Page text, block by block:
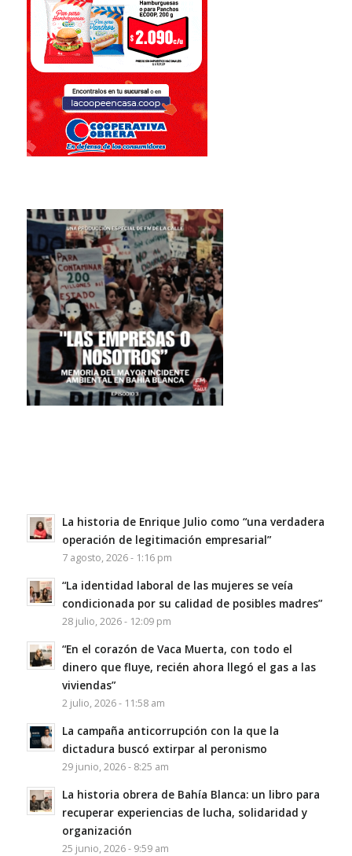
La historia de Enrique Julio como “una verdadera
operación de legitimación empresarial”
7 agosto, 2026 - 1:16 pm
“La identidad laboral de las mujeres se veía
condicionada por su calidad de posibles madres”
28 julio, 2026 - 12:09 pm
“En el corazón de Vaca Muerta, con todo el
dinero que fluye, recién ahora llegó el gas a las
viviendas”
2 julio, 2026 - 11:58 am
La campaña anticorrupción con la que la
dictadura buscó extirpar al peronismo
29 junio, 2026 - 8:25 am
La historia obrera de Bahía Blanca: un libro para
recuperar experiencias de lucha, solidaridad y
organización
25 junio, 2026 - 9:59 am